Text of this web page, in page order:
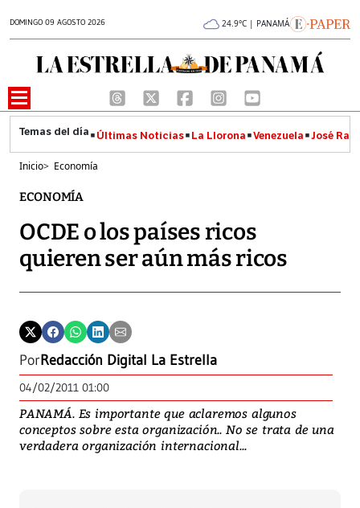
DOMINGO 09 AGOSTO 2026 24.9°C | PANAMÁ
Últimas Noticias La Llorona Venezuela José
Inicio> Economía
ECONOMÍA
OCDE o los países ricos
quieren ser aún más ricos
PorRedacción Digital La Estrella
04/02/2011 01:00
PANAMÁ. Es importante que aclaremos algunos
conceptos sobre esta organización.. No se trata de una
verdadera organización internacional...